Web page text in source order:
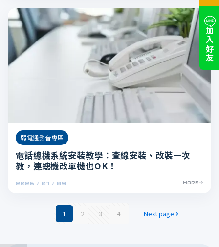
2026 / 07 / 09
弱電通影音專區
電話總機系統安裝教學：查線安裝、改裝一次
教，連總機改單機也OK！
MORE
1 2 3 4 Next page
加入好友